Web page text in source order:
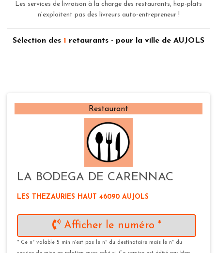
Les services de livraison à la charge des restaurants, hop-plats
n'exploitent pas des livreurs auto-entrepreneur !
Sélection des 1 retaurants - pour la ville de AUJOLS
Restaurant
LA BODEGA DE CARENNAC
LES THEZAURIES HAUT 46090 AUJOLS
Afficher le numéro *
* Ce n° valable 5 min n'est pas le n° du destinataire mais le n° du